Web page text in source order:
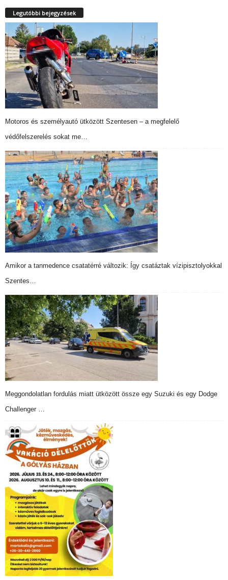
Legutóbbi bejegyzések
Motoros és személyautó ütközött Szentesen – a megfelelő
védőfelszerelés sokat me…
Amikor a tanmedence csatatérré változik: Így csatáztak vízipisztolyokkal
Szentes…
Meggondolatlan fordulás miatt ütközött össze egy Suzuki és egy Dodge
Challenger …